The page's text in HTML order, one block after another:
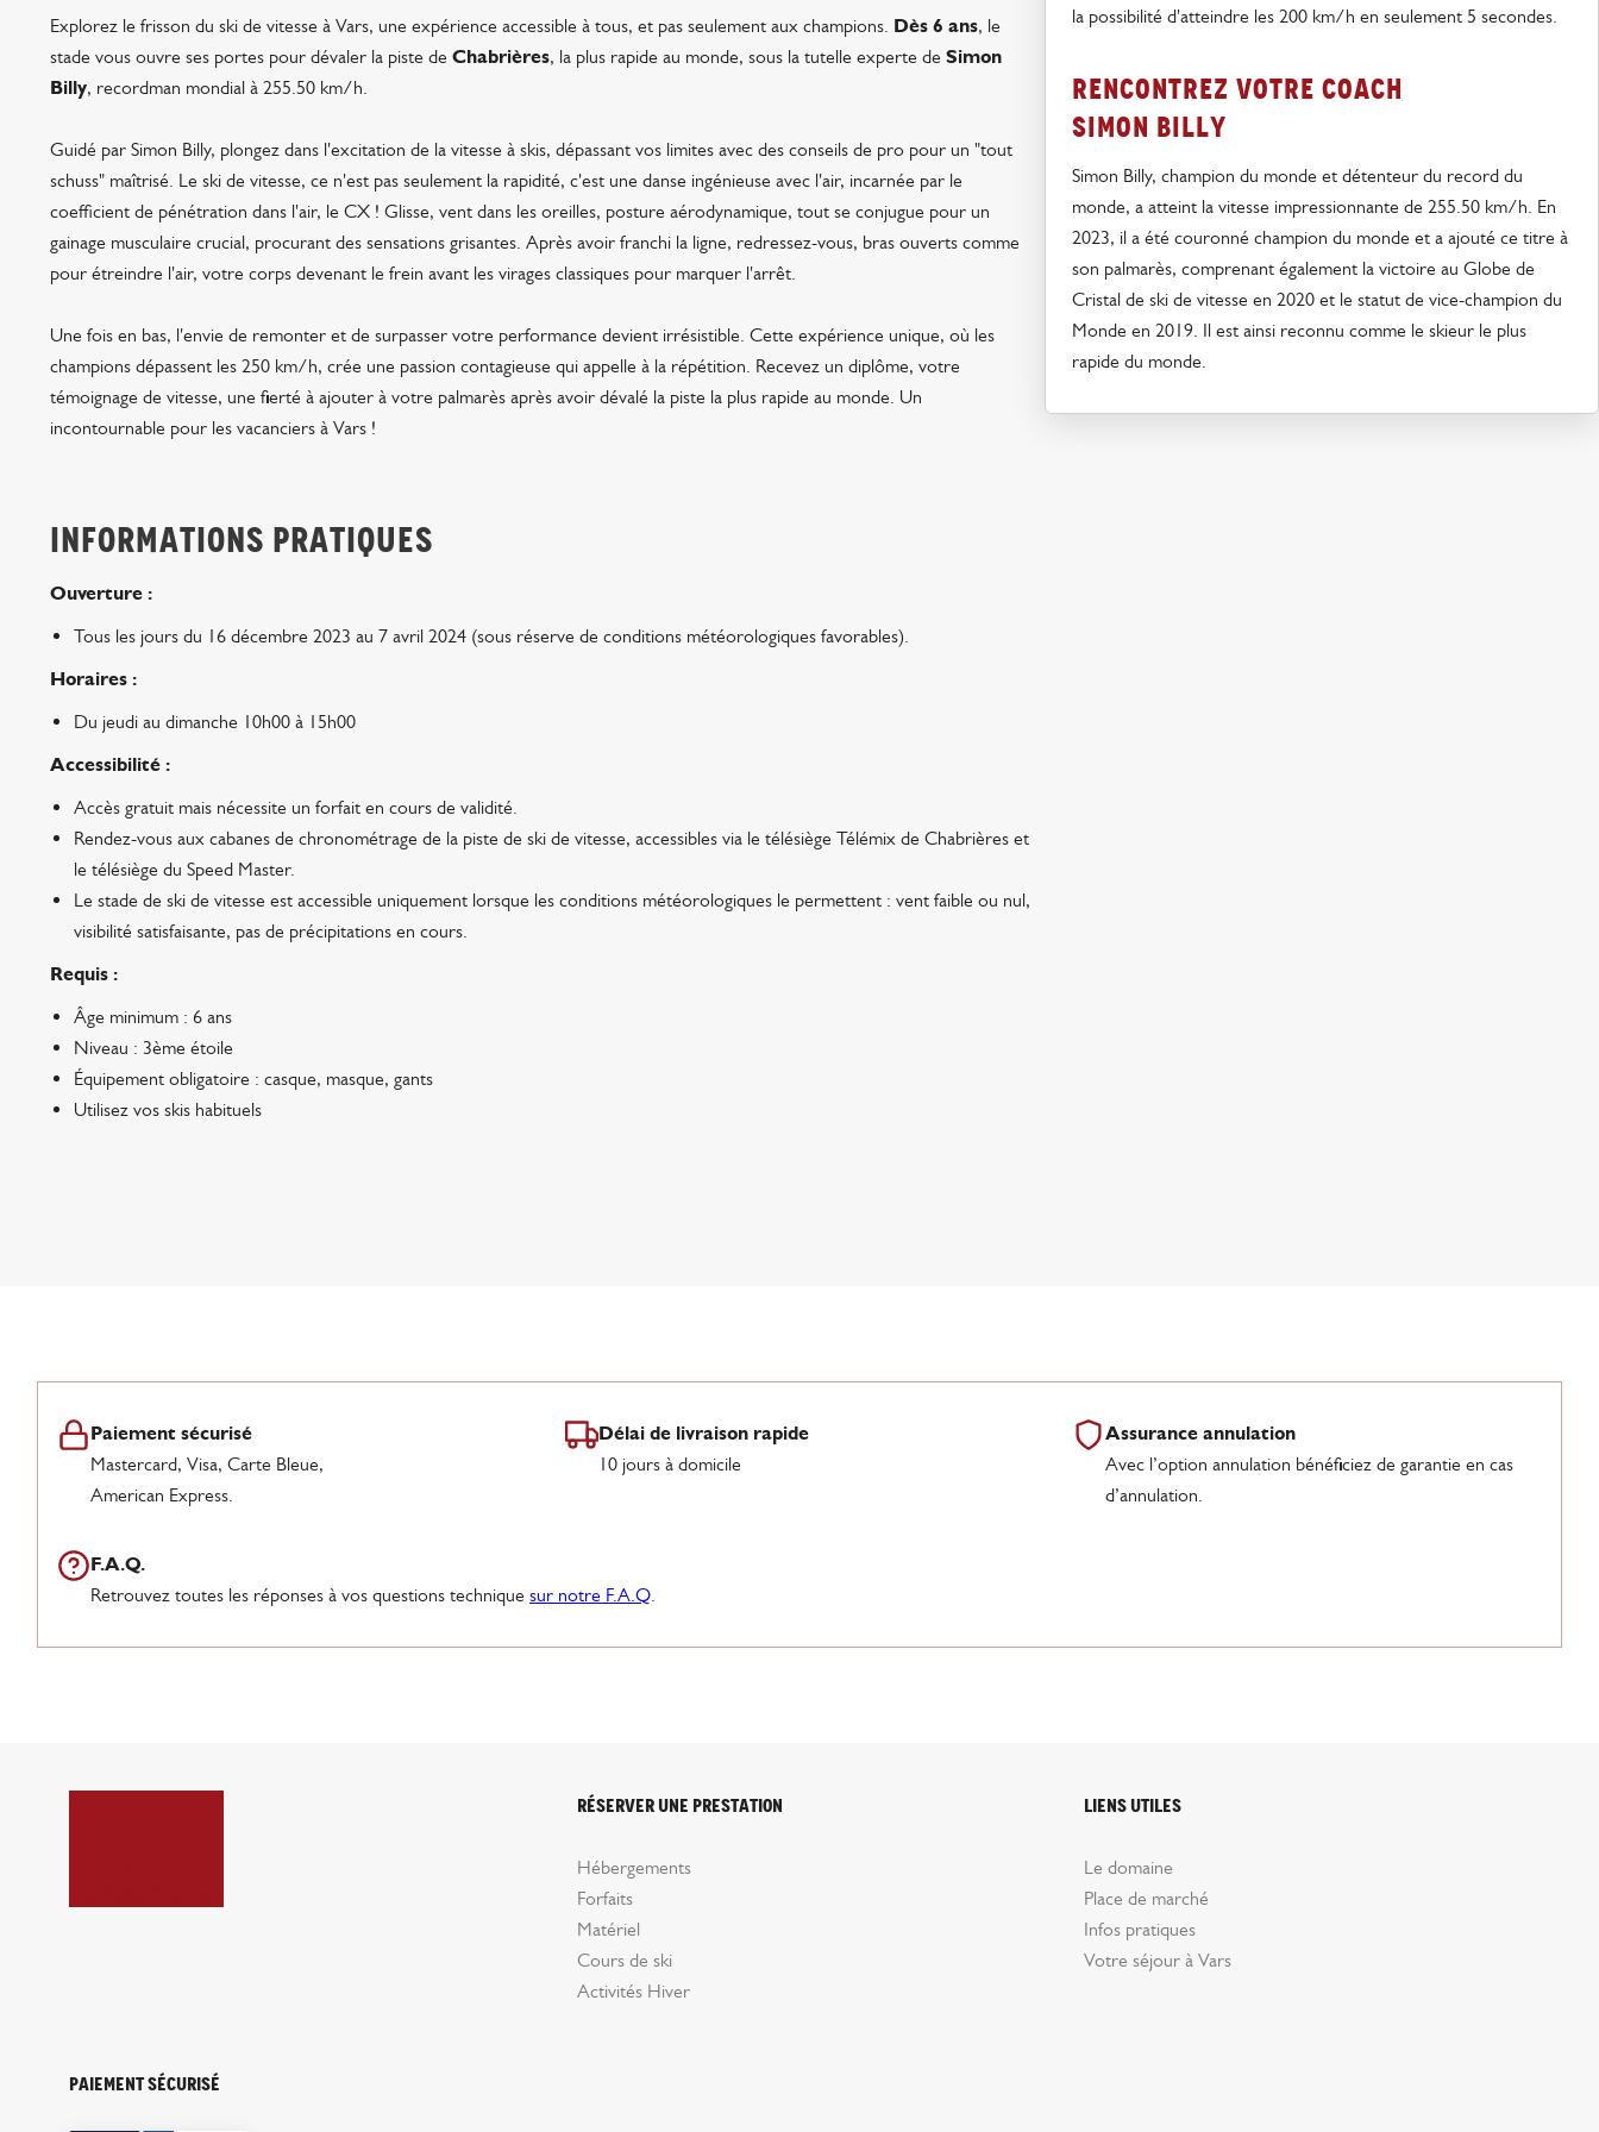
Explorez le frisson du ski de vitesse à Vars, une expérience accessible à tous, et pas seulement aux champions. Dès 6 ans, le
stade vous ouvre ses portes pour dévaler la piste de Chabrières, la plus rapide au monde, sous la tutelle experte de Simon
Billy, recordman mondial à 255.50 km/h.
Guidé par Simon Billy, plongez dans l'excitation de la vitesse à skis, dépassant vos limites avec des conseils de pro pour un "tout
schuss" maîtrisé. Le ski de vitesse, ce n'est pas seulement la rapidité, c'est une danse ingénieuse avec l'air, incarnée par le
coefficient de pénétration dans l'air, le CX ! Glisse, vent dans les oreilles, posture aérodynamique, tout se conjugue pour un
gainage musculaire crucial, procurant des sensations grisantes. Après avoir franchi la ligne, redressez-vous, bras ouverts comme
pour étreindre l'air, votre corps devenant le frein avant les virages classiques pour marquer l'arrêt.
Une fois en bas, l'envie de remonter et de surpasser votre performance devient irrésistible. Cette expérience unique, où les
champions dépassent les 250 km/h, crée une passion contagieuse qui appelle à la répétition. Recevez un diplôme, votre
témoignage de vitesse, une fierté à ajouter à votre palmarès après avoir dévalé la piste la plus rapide au monde. Un
incontournable pour les vacanciers à Vars !
INFORMATIONS PRATIQUES
Ouverture :
Tous les jours du 16 décembre 2023 au 7 avril 2024 (sous réserve de conditions météorologiques favorables).
Horaires :
Du jeudi au dimanche 10h00 à 15h00
Accessibilité :
Accès gratuit mais nécessite un forfait en cours de validité.
Rendez-vous aux cabanes de chronométrage de la piste de ski de vitesse, accessibles via le télésiège Télémix de Chabrières et
le télésiège du Speed Master.
Le stade de ski de vitesse est accessible uniquement lorsque les conditions météorologiques le permettent : vent faible ou nul,
visibilité satisfaisante, pas de précipitations en cours.
Requis :
Âge minimum : 6 ans
Niveau : 3ème étoile
Équipement obligatoire : casque, masque, gants
Utilisez vos skis habituels
la possibilité d'atteindre les 200 km/h en seulement 5 secondes.
rencontrez votre coach
Simon Billy
Simon Billy, champion du monde et détenteur du record du
monde, a atteint la vitesse impressionnante de 255.50 km/h. En
2023, il a été couronné champion du monde et a ajouté ce titre à
son palmarès, comprenant également la victoire au Globe de
Cristal de ski de vitesse en 2020 et le statut de vice-champion du
Monde en 2019. Il est ainsi reconnu comme le skieur le plus
rapide du monde.
Paiement sécurisé
Mastercard, Visa, Carte Bleue,
American Express.
Délai de livraison rapide
10 jours à domicile
Assurance annulation
Avec l’option annulation bénéficiez de garantie en cas
d’annulation.
F.A.Q.
Retrouvez toutes les réponses à vos questions technique sur notre F.A.Q.
Réserver une prestation
Hébergements
Forfaits
Matériel
Cours de ski
Activités Hiver
Liens utiles
Le domaine
Place de marché
Infos pratiques
Votre séjour à Vars
Paiement sécurisé